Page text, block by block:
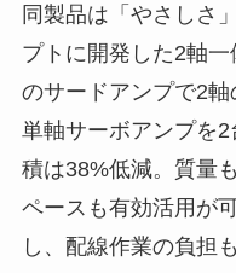
同製品は「やさしさ
プトに開発した2軸
のサードアンプで2軸
単軸サーボアンプを
積は38%低減。質量
ペースも有効活用が
し、配線作業の負担